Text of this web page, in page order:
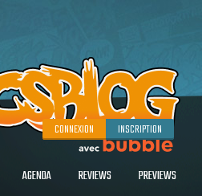
CONNEXION INSCRIPTION
AGENDA REVIEWS PREVIEWS